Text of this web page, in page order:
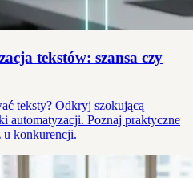
tekstów: szansa czy
teksty? Odkryj szokującą
automatyzacji. Poznaj praktyczne
u konkurencji.